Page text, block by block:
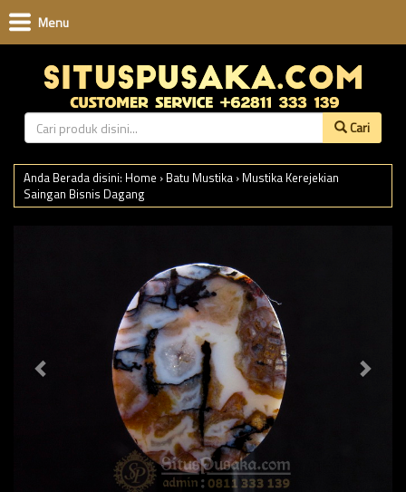
Cari
Menu
Anda Berada disini: Home › Batu Mustika › Mustika Kerejekian
Saingan Bisnis Dagang